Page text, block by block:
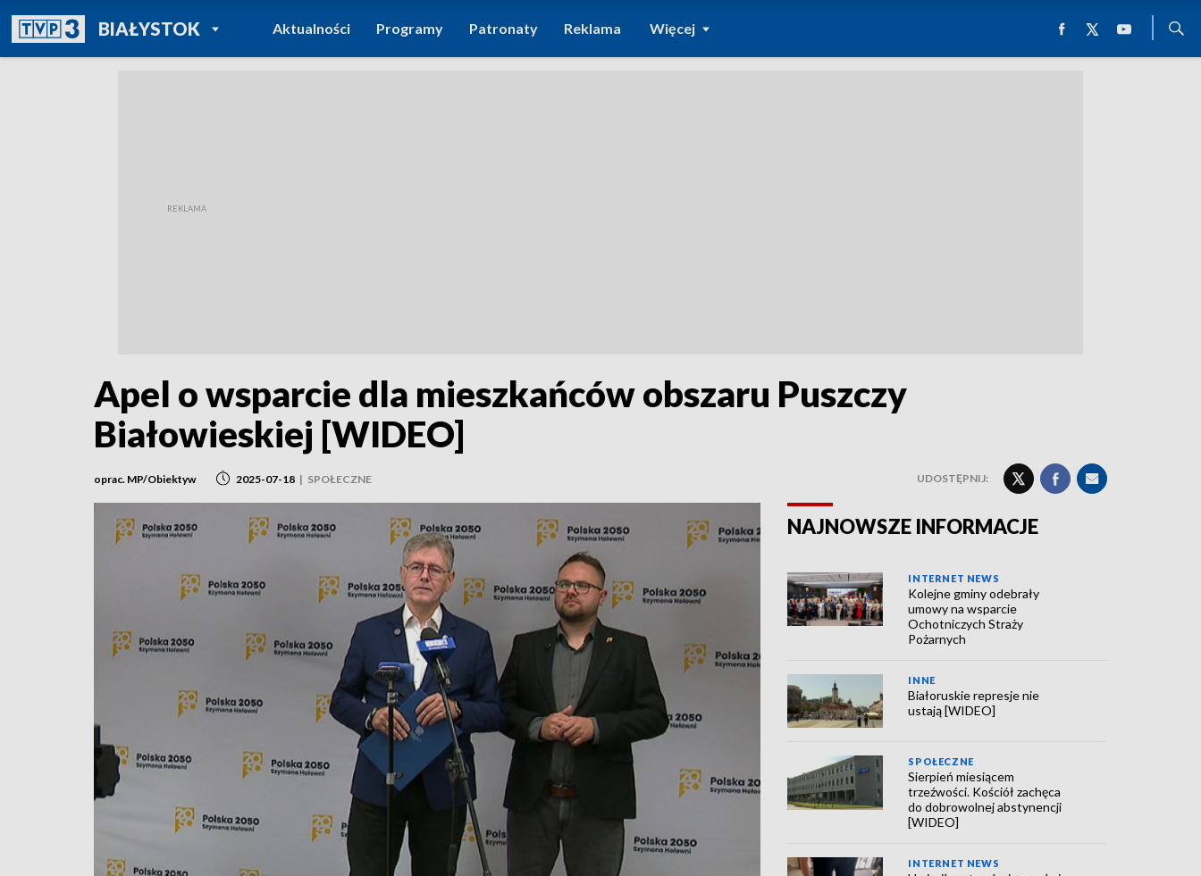
BIAŁYSTOKPOWRÓT DO
TVP REGIONY
Aktualności Programy Patronaty Reklama Więcej
Apel o wsparcie dla mieszkańców obszaru Puszczy
Białowieskiej [WIDEO]
oprac. MP/Obiektyw 2025-07-18 | SPOŁECZNE UDOSTĘPNIJ:
NAJNOWSZE INFORMACJE
INTERNET NEWS
Kolejne gminy odebrały
umowy na wsparcie
Ochotniczych Straży
Pożarnych
INNE
Białoruskie represje nie
ustają [WIDEO]
SPOŁECZNE
Sierpień miesiącem
trzeźwości. Kościół zachęca
do dobrowolnej abstynencji
[WIDEO]
INTERNET NEWS